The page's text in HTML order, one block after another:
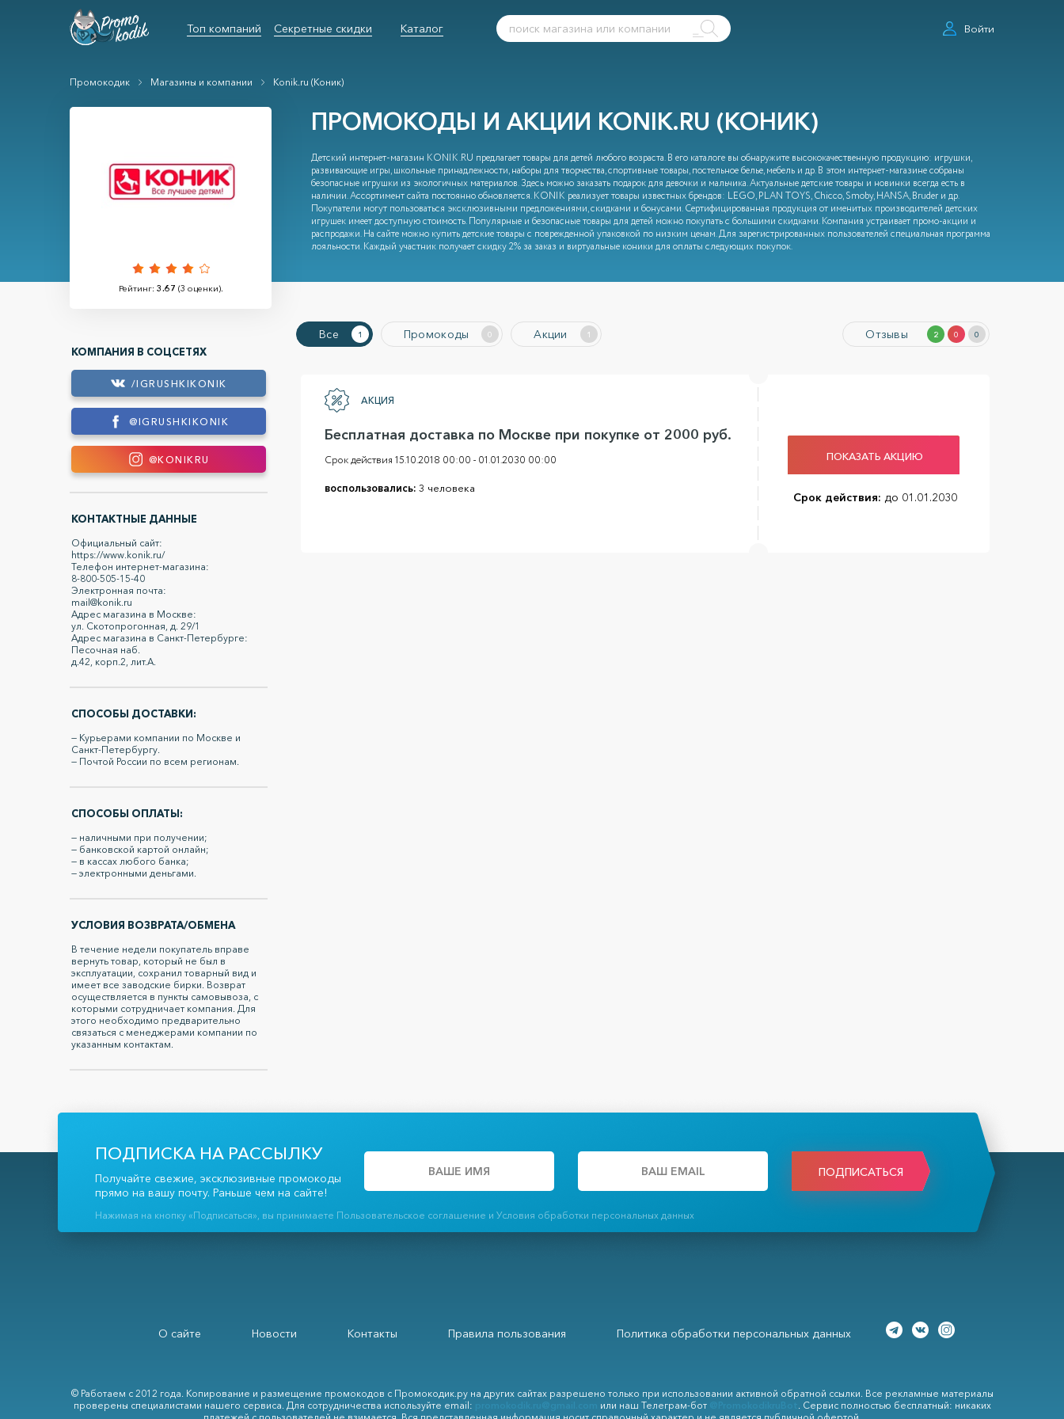
Топ компаний Секретные скидки Каталог Войти
Промокодик Магазины и компании Konik.ru (Коник)
Рейтинг: 3.67 (3 оценки).
ПРОМОКОДЫ И АКЦИИ KONIK.RU (КОНИК)
Детский интернет-магазин KONIK.RU предлагает товары для детей любого возраста. В его каталоге вы обнаружите высококачественную продукцию: игрушки,
развивающие игры, школьные принадлежности, наборы для творчества, спортивные товары, постельное белье, мебель и др. В этом интернет-магазине собраны
безопасные игрушки из экологичных материалов. Здесь можно заказать подарок для девочки и мальчика. Актуальные детские товары и новинки всегда есть в
наличии. Ассортимент сайта постоянно обновляется. KONIK реализует товары известных брендов: LEGO, PLAN TOYS, Chicco, Smoby, HANSA, Bruder и др.
Покупатели могут пользоваться эксклюзивными предложениями, скидками и бонусами. Сертифицированная продукция от именитых производителей детских
игрушек имеет доступную стоимость. Популярные и безопасные товары для детей можно покупать с большими скидками. Компания устраивает промо-акции и
распродажи. На сайте можно купить детские товары с поврежденной упаковкой по низким ценам. Для зарегистрированных пользователей специальная программа
лояльности. Каждый участник получает скидку 2% за заказ и виртуальные коники для оплаты следующих покупок.
КОМПАНИЯ В СОЦСЕТЯХ
/IGRUSHKIKONIK
@IGRUSHKIKONIK
@KONIKRU
КОНТАКТНЫЕ ДАННЫЕ
Официальный сайт:
https://www.konik.ru/
Телефон интернет-магазина:
8-800-505-15-40
Электронная почта:
mail@konik.ru
Адрес магазина в Москве:
ул. Скотопрогонная, д. 29/1
Адрес магазина в Санкт-Петербурге:
Песочная наб.
д.42, корп.2, лит.А.
СПОСОБЫ ДОСТАВКИ:
— Курьерами компании по Москве и
Санкт-Петербургу.
— Почтой России по всем регионам.
СПОСОБЫ ОПЛАТЫ:
— наличными при получении;
— банковской картой онлайн;
— в кассах любого банка;
— электронными деньгами.
УСЛОВИЯ ВОЗВРАТА/ОБМЕНА
В течение недели покупатель вправе
вернуть товар, который не был в
эксплуатации, сохранил товарный вид и
имеет все заводские бирки. Возврат
осуществляется в пункты самовывоза, с
которыми сотрудничает компания. Для
этого необходимо предварительно
связаться с менеджерами компании по
указанным контактам.
Все 1 Промокоды 0 Акции 1 Отзывы 2 0 0
АКЦИЯ
Бесплатная доставка по Москве при покупке от 2000 руб.
Срок действия 15.10.2018 00:00 - 01.01.2030 00:00
воспользовались: 3 человека
ПОКАЗАТЬ АКЦИЮ
Срок действия: до 01.01.2030
ПОДПИСКА НА РАССЫЛКУ
Получайте свежие, эксклюзивные промокоды
прямо на вашу почту. Раньше чем на сайте!
ПОДПИСАТЬСЯ
Нажимая на кнопку «Подписаться», вы принимаете Пользовательское соглашение и Условия обработки персональных данных
О сайте Новости Контакты Правила пользования Политика обработки персональных данных
© Работаем с 2012 года. Копирование и размещение промокодов с Промокодик.ру на других сайтах разрешено только при использовании активной обратной ссылки. Все рекламные материалы
проверены специалистами нашего сервиса. Для сотрудничества используйте email:
или наш Телеграм-бот
. Сервис полностью бесплатный: никаких